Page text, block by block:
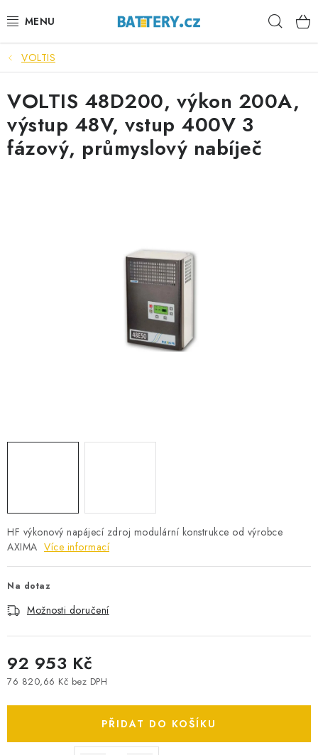
na
VÝHODNÉ SETY
SLUŽBY
AUTOBATERIE
TESTERY BATERIÍ
BATERIE PRO NOUZOVÁ OSVĚTLENÍ
PŘÍSLUŠENSTVÍ
DOPRAVA ZDARMA
VOLTIS
HF výkonový napájecí zdroj modulární konstrukce od výrobce
AXIMA Více informací
Na dotaz
Možnosti doručení
92 953 Kč
76 820,66 Kč bez DPH
PŘIDAT DO KOŠÍKU
VOLTIS 48D200, výkon 200A,
výstup 48V, vstup 400V 3
fázový, průmyslový nabíječ